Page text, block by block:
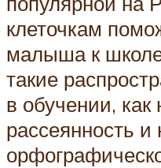
клеточкам
малыша к
такие
в обучении, как
рассеянность и